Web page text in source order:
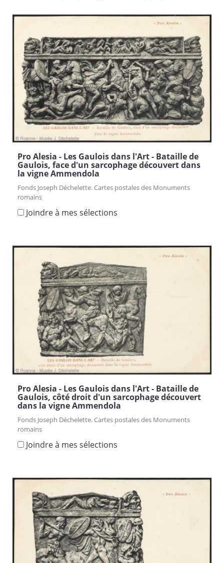
Pro Alesia - Les Gaulois dans l'Art - Bataille de
Gaulois, face d'un sarcophage découvert dans
la vigne Ammendola
Fonds Joseph Déchelette. Cartes postales des Monuments
romains
Joindre à mes sélections
Pro Alesia - Les Gaulois dans l'Art - Bataille de
Gaulois, côté droit d'un sarcophage découvert
dans la vigne Ammendola
Fonds Joseph Déchelette. Cartes postales des Monuments
romains
Joindre à mes sélections